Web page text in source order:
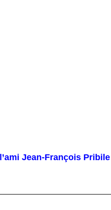
Jean-François